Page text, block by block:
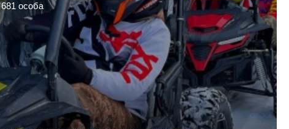
загальний
1 700 грн
особа